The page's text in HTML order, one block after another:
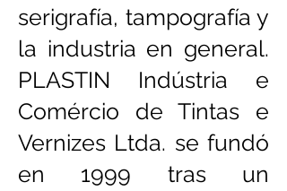
serigrafía, tampografía y
la industria en general.
PLASTIN Indústria e
Comércio de Tintas e
Vernizes Ltda. se fundó
en 1999 tras un